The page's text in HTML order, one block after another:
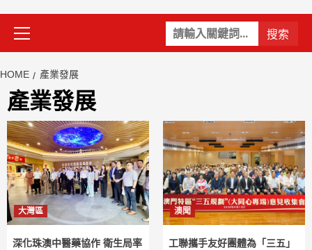
關
鍵
Primary
Menu
HOME 產業發展
產業發展
大灣區
深化珠澳中醫藥協作 衛生局率
澳聞
工聯攜手友好團體為「三五」